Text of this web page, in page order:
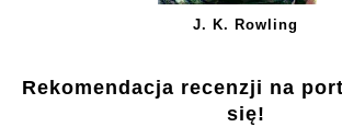
J. K. Rowling
Rekomendacja recenzji na
się!